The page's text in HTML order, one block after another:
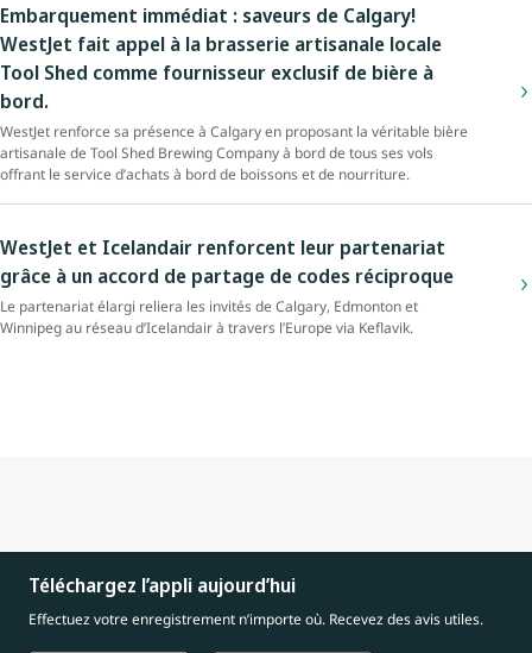
Embarquement immédiat : saveurs de Calgary!
WestJet fait appel à la brasserie artisanale locale
Tool Shed comme fournisseur exclusif de bière à
bord.
WestJet renforce sa présence à Calgary en proposant la véritable bière
artisanale de Tool Shed Brewing Company à bord de tous ses vols
offrant le service d’achats à bord de boissons et de nourriture.
WestJet et Icelandair renforcent leur partenariat
grâce à un accord de partage de codes réciproque
Le partenariat élargi reliera les invités de Calgary, Edmonton et
Winnipeg au réseau d’Icelandair à travers l’Europe via Keflavik.
Téléchargez l’appli aujourd’hui
Effectuez votre enregistrement n’importe où. Recevez des avis utiles.